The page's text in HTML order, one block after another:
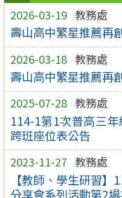
2026-03-19 教務處
壽山高中繁星推薦再
2026-03-18 教務處
壽山高中繁星推薦再
2025-07-28 教務處
114-1第1次普高三
跨班座位表公告
2023-11-27 教務處
【教師、學生研習
分享會系列活動第2